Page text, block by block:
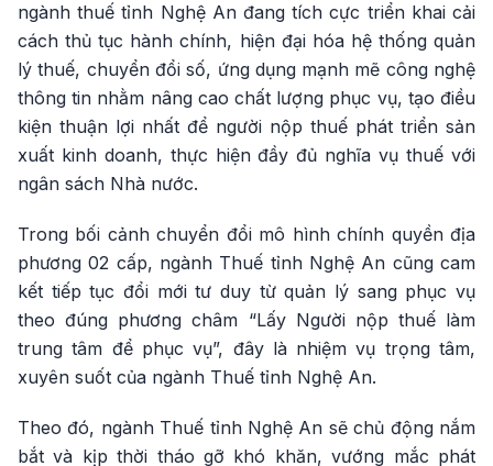
ngành thuế tỉnh Nghệ An đang tích cực triển khai cải
cách thủ tục hành chính, hiện đại hóa hệ thống quản
lý thuế, chuyển đổi số, ứng dụng mạnh mẽ công nghệ
thông tin nhằm nâng cao chất lượng phục vụ, tạo điều
kiện thuận lợi nhất để người nộp thuế phát triển sản
xuất kinh doanh, thực hiện đầy đủ nghĩa vụ thuế với
ngân sách Nhà nước.
Trong bối cảnh chuyển đổi mô hình chính quyền địa
phương 02 cấp, ngành Thuế tỉnh Nghệ An cũng cam
kết tiếp tục đổi mới tư duy từ quản lý sang phục vụ
theo đúng phương châm “Lấy Người nộp thuế làm
trung tâm để phục vụ”, đây là nhiệm vụ trọng tâm,
xuyên suốt của ngành Thuế tỉnh Nghệ An.
Theo đó, ngành Thuế tỉnh Nghệ An sẽ chủ động nắm
bắt và kịp thời tháo gỡ khó khăn, vướng mắc phát